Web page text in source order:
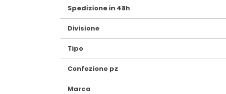
Spedizione in 48h
Divisione
Tipo
Confezione pz
Marca